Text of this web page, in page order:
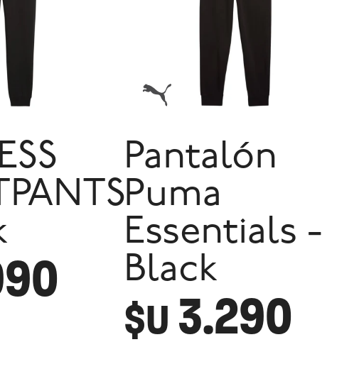
Pantalón
Puma
Essentials -
Black
$U 3.290